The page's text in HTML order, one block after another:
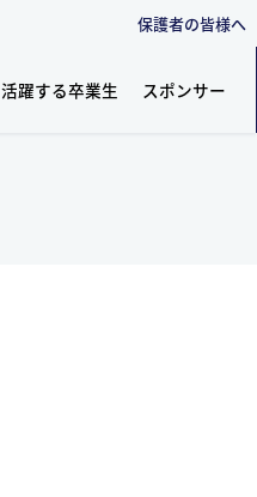
保護者の皆様へ
活躍する卒業生 スポンサー